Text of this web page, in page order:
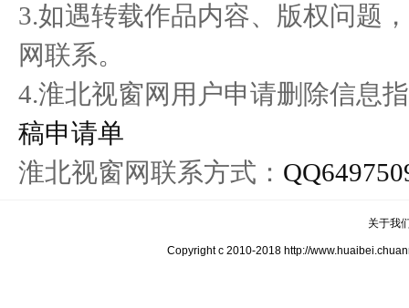
3.如遇转载作品内容、版权问题
网联系。
4.淮北视窗网用户申请删除信息
稿申请单
淮北视窗网联系方式：
关于我
Copyright c 2010-2018 http://